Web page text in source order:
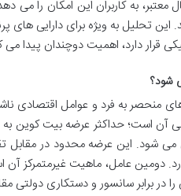
معتبر، به کاربران این امکان را
تحلیل به ویژه برای دارایی های
قرار دارد، اهمیت دوچندان پیدا می
شود؟
منحصر به فرد و عوامل اقتصادی
شود. این عرضه محدود در مقابل
دومین عامل، ماهیت
در برابر سانسور و دستکاری دولتی